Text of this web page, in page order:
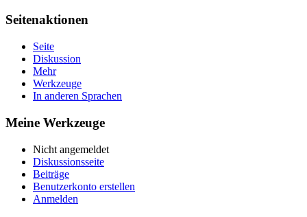
Seitenaktionen
Seite
Diskussion
Mehr
Werkzeuge
In anderen Sprachen
Meine Werkzeuge
Nicht angemeldet
Diskussionsseite
Beiträge
Benutzerkonto erstellen
Anmelden